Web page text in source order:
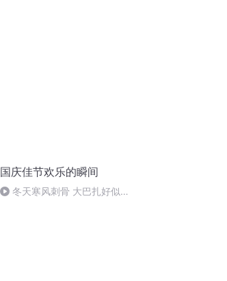
国庆佳节欢乐的瞬间
冬天寒风刺骨 大巴扎好似温